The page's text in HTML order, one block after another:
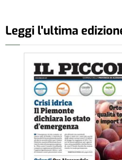
Leggi l'ultima